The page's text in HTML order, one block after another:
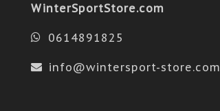
WinterSportStore.com
0614891825
info@wintersport-store.com